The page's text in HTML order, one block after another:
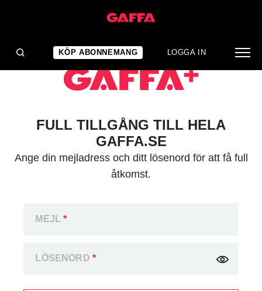
KÖP ABONNEMANG LOGGA IN
FULL TILLGÅNG TILL HELA
GAFFA.SE
Ange din mejladress och ditt lösenord för att få full
åtkomst.
MEJL*
LÖSENORD *